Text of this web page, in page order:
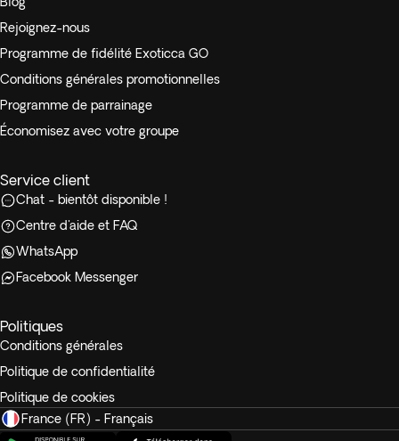
Rejoignez-nous
Programme de fidélité Exoticca GO
Conditions générales promotionnelles
Programme de parrainage
Économisez avec votre groupe
Service client
Chat - bientôt disponible !
Centre d'aide et FAQ
WhatsApp
Facebook Messenger
Politiques
Conditions générales
Politique de confidentialité
Politique de cookies
France (FR) - Français